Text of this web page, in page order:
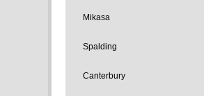
Mikasa
Spalding
Canterbury